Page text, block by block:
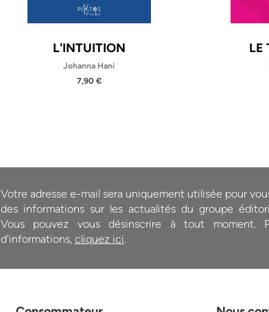
L'INTUITION
Johanna Hani
7,90 €
LE
Votre adresse e-mail sera uniquement utilisée pour
des informations sur les actualités du groupe
Vous pouvez vous désinscrire à tout moment.
d'informations, cliquez ici.